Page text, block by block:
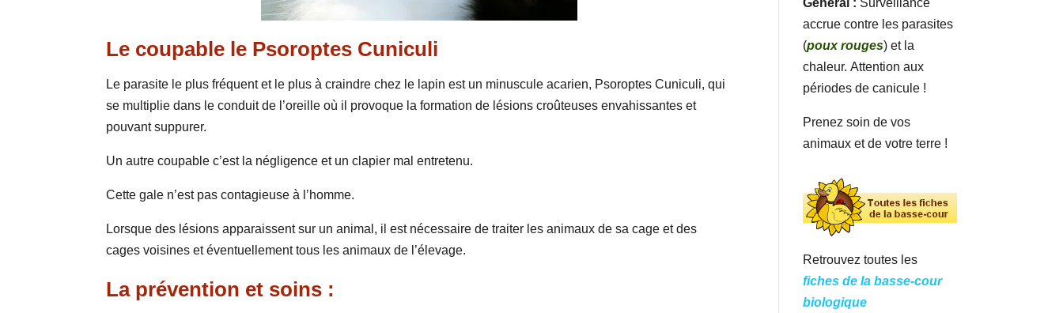
Le coupable le Psoroptes Cuniculi
Le parasite le plus fréquent et le plus à craindre chez le lapin est un minuscule acarien, Psoroptes Cuniculi, qui
se multiplie dans le conduit de l’oreille où il provoque la formation de lésions croûteuses envahissantes et
pouvant suppurer.
Un autre coupable c’est la négligence et un clapier mal entretenu.
Cette gale n’est pas contagieuse à l’homme.
Lorsque des lésions apparaissent sur un animal, il est nécessaire de traiter les animaux de sa cage et des
cages voisines et éventuellement tous les animaux de l’élevage.
La prévention et soins :
accrue contre les parasites
(poux rouges) et la
chaleur. Attention aux
périodes de canicule !
Prenez soin de vos
animaux et de votre terre !
Retrouvez toutes les
fiches de la basse-cour
biologique